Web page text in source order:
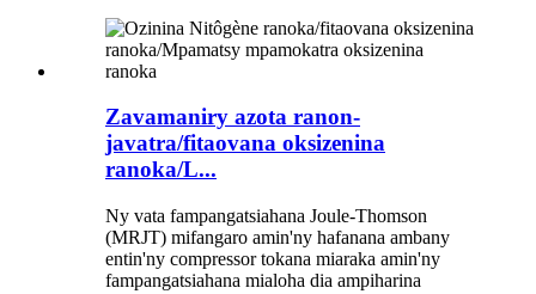
Zavamaniry azota ranon-
javatra/fitaovana oksizenina
ranoka/L...
Ny vata fampangatsiahana Joule-Thomson
(MRJT) mifangaro amin'ny hafanana ambany
entin'ny compressor tokana miaraka amin'ny
fampangatsiahana mialoha dia ampiharina